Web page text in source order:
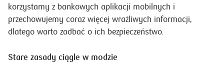
korzystamy z bankowych aplikacji mobilnych i
przechowujemy coraz więcej wrażliwych informacji,
dlatego warto zadbać o ich bezpieczeństwo.
Stare zasady ciągle w modzie